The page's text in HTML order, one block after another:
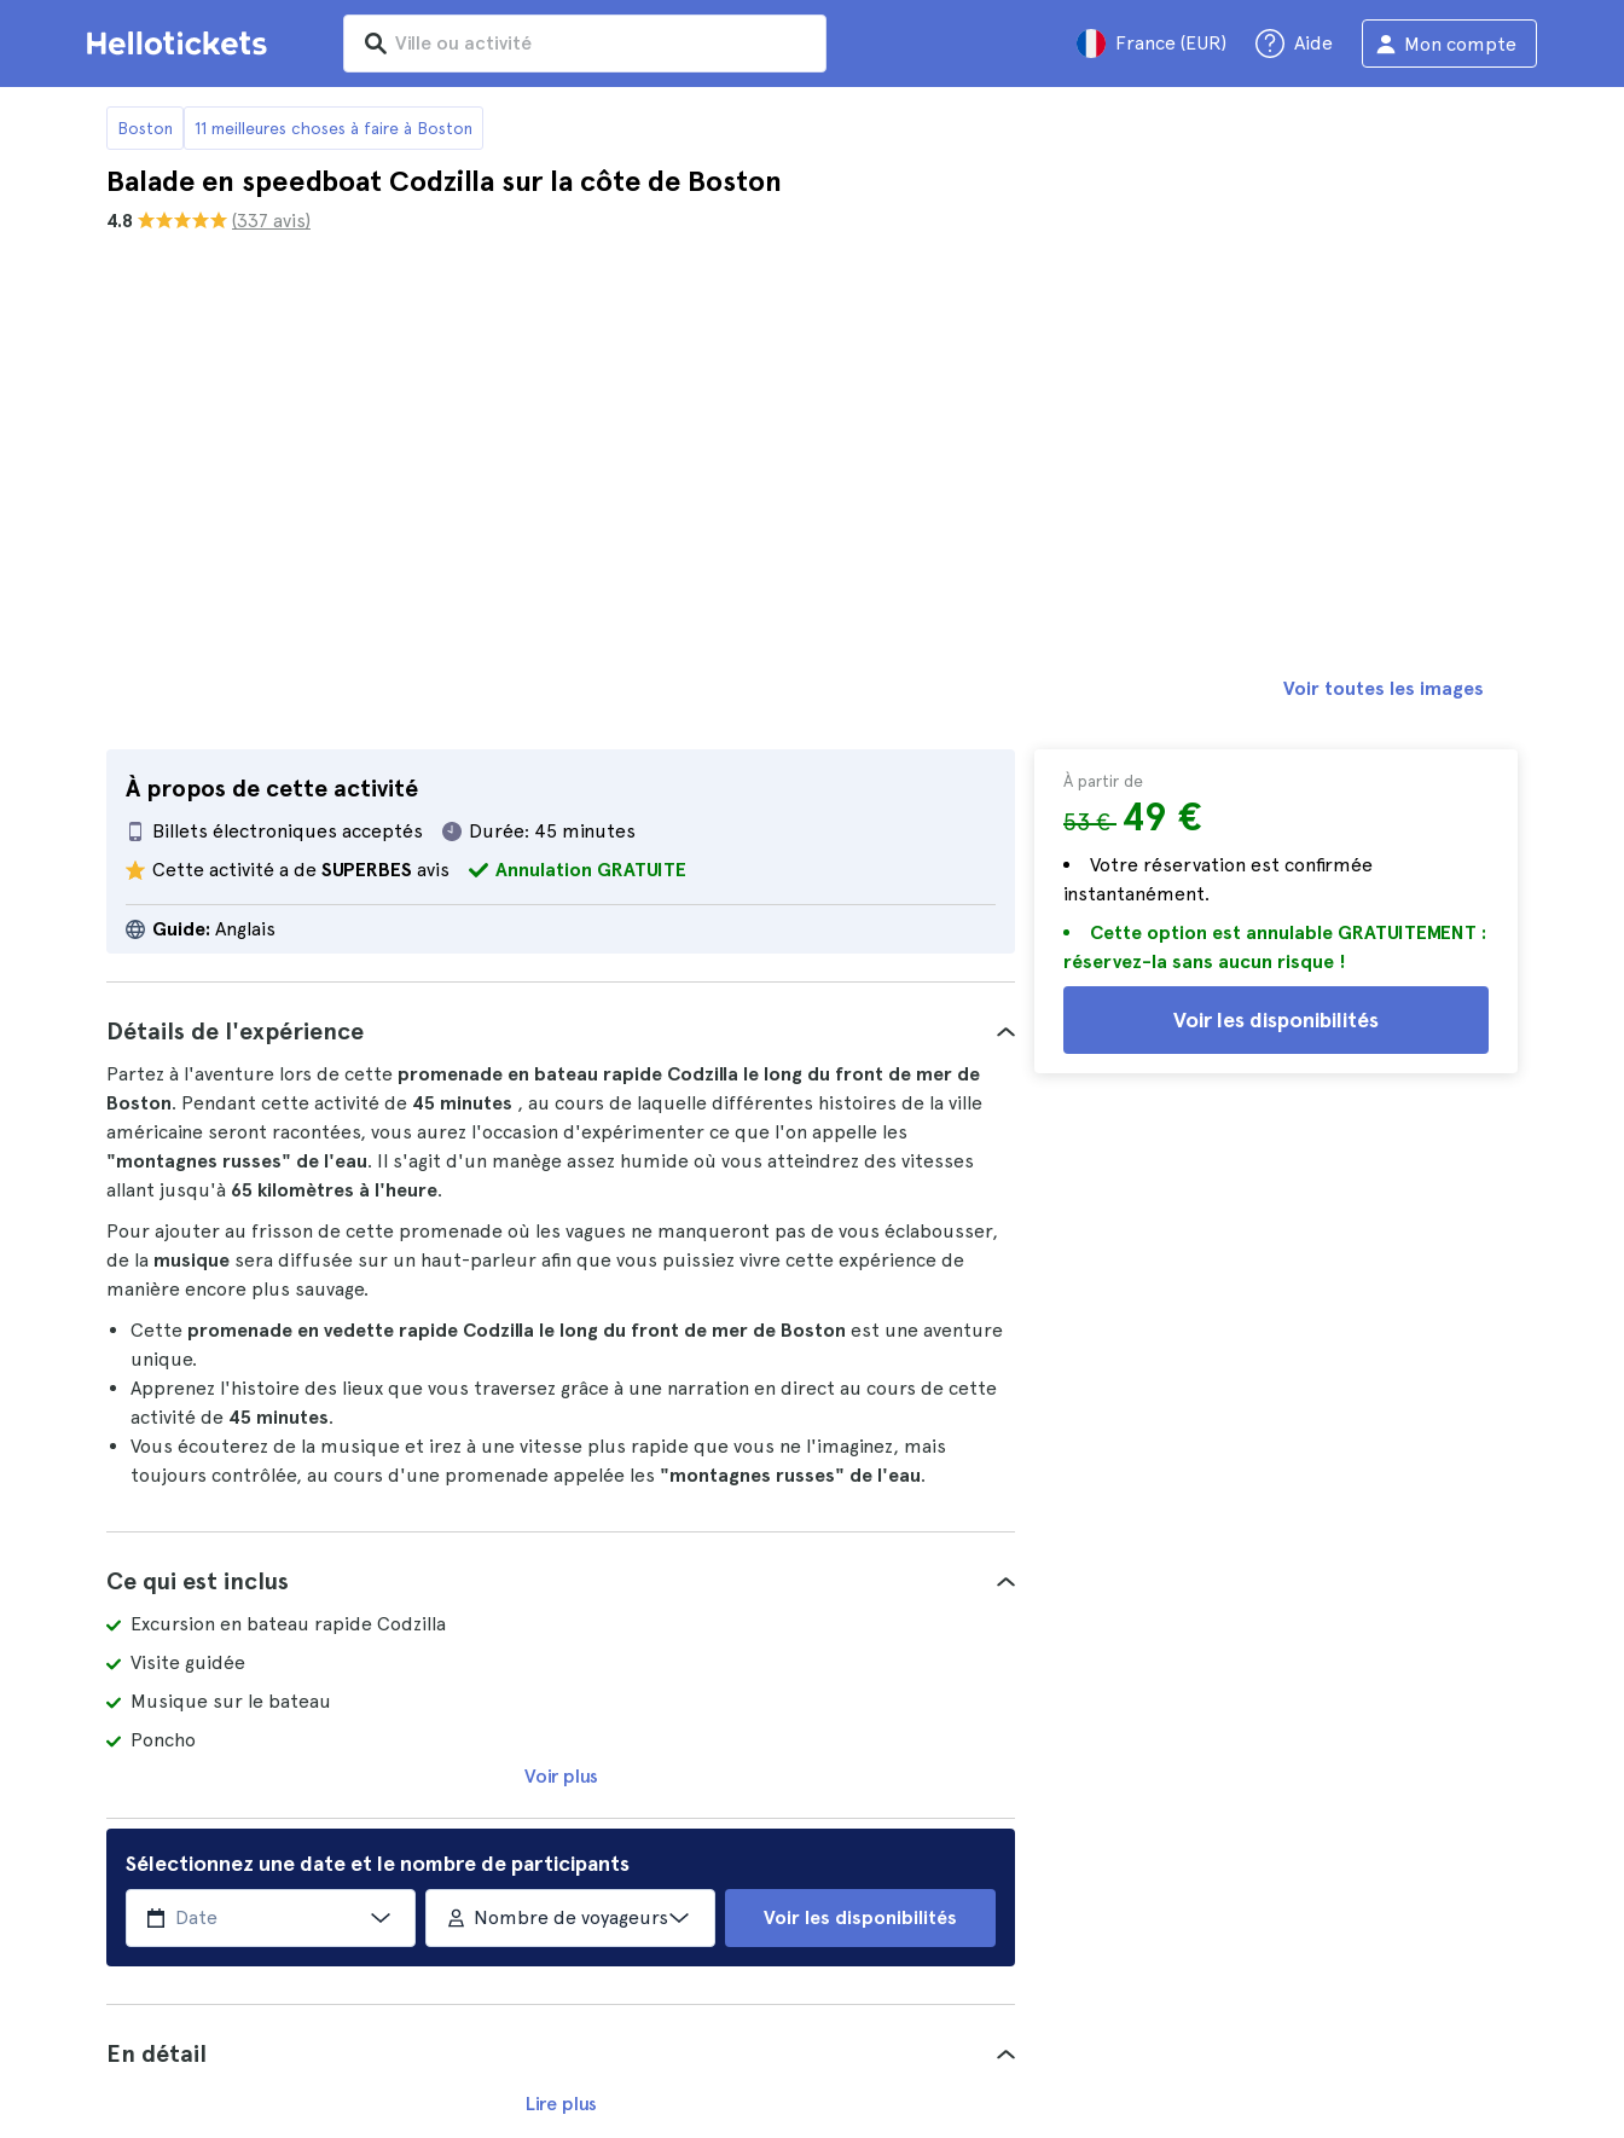
France (EUR) Aide Mon compte
Boston 11 meilleures choses à faire à Boston
Balade en speedboat Codzilla sur la côte de Boston
4.8 (337 avis)
À propos de cette activité
Billets électroniques acceptés Durée: 45 minutes
Cette activité a de SUPERBES avis Annulation GRATUITE
Guide: Anglais
À partir de
53 € 49 €
Votre réservation est confirmée
instantanément.
Cette option est annulable GRATUITEMENT :
réservez-la sans aucun risque !
Voir les disponibilités
Voir toutes les images
Détails de l'expérience
Partez à l'aventure lors de cette promenade en bateau rapide Codzilla le long du front de mer de
Boston. Pendant cette activité de 45 minutes , au cours de laquelle différentes histoires de la ville
américaine seront racontées, vous aurez l'occasion d'expérimenter ce que l'on appelle les
"montagnes russes" de l'eau. Il s'agit d'un manège assez humide où vous atteindrez des vitesses
allant jusqu'à 65 kilomètres à l'heure.
Pour ajouter au frisson de cette promenade où les vagues ne manqueront pas de vous éclabousser,
de la musique sera diffusée sur un haut-parleur afin que vous puissiez vivre cette expérience de
manière encore plus sauvage.
Cette promenade en vedette rapide Codzilla le long du front de mer de Boston est une aventure
unique.
Apprenez l'histoire des lieux que vous traversez grâce à une narration en direct au cours de cette
activité de 45 minutes.
Vous écouterez de la musique et irez à une vitesse plus rapide que vous ne l'imaginez, mais
toujours contrôlée, au cours d'une promenade appelée les "montagnes russes" de l'eau.
Ce qui est inclus
Excursion en bateau rapide Codzilla
Visite guidée
Musique sur le bateau
Poncho
Voir plus
Sélectionnez une date et le nombre de participants
Nombre de voyageurs Voir les disponibilités
En détail
Lire plus